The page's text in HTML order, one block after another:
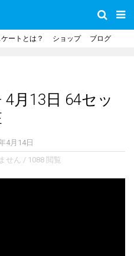
ートとは？ ショップ ブログ
月13日 64セッ
4月14日
せん / 1088 閲覧